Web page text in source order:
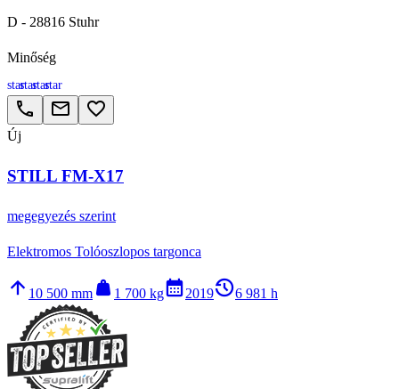
D - 28816 Stuhr
Minőség
starstarstarstar
call email favorite_border
Új
STILL FM-X17
megegyezés szerint
Elektromos Tolóoszlopos targonca
arrow_upward 10 500 mm weight 1 700 kgcalendar_month2019history_26 981 h